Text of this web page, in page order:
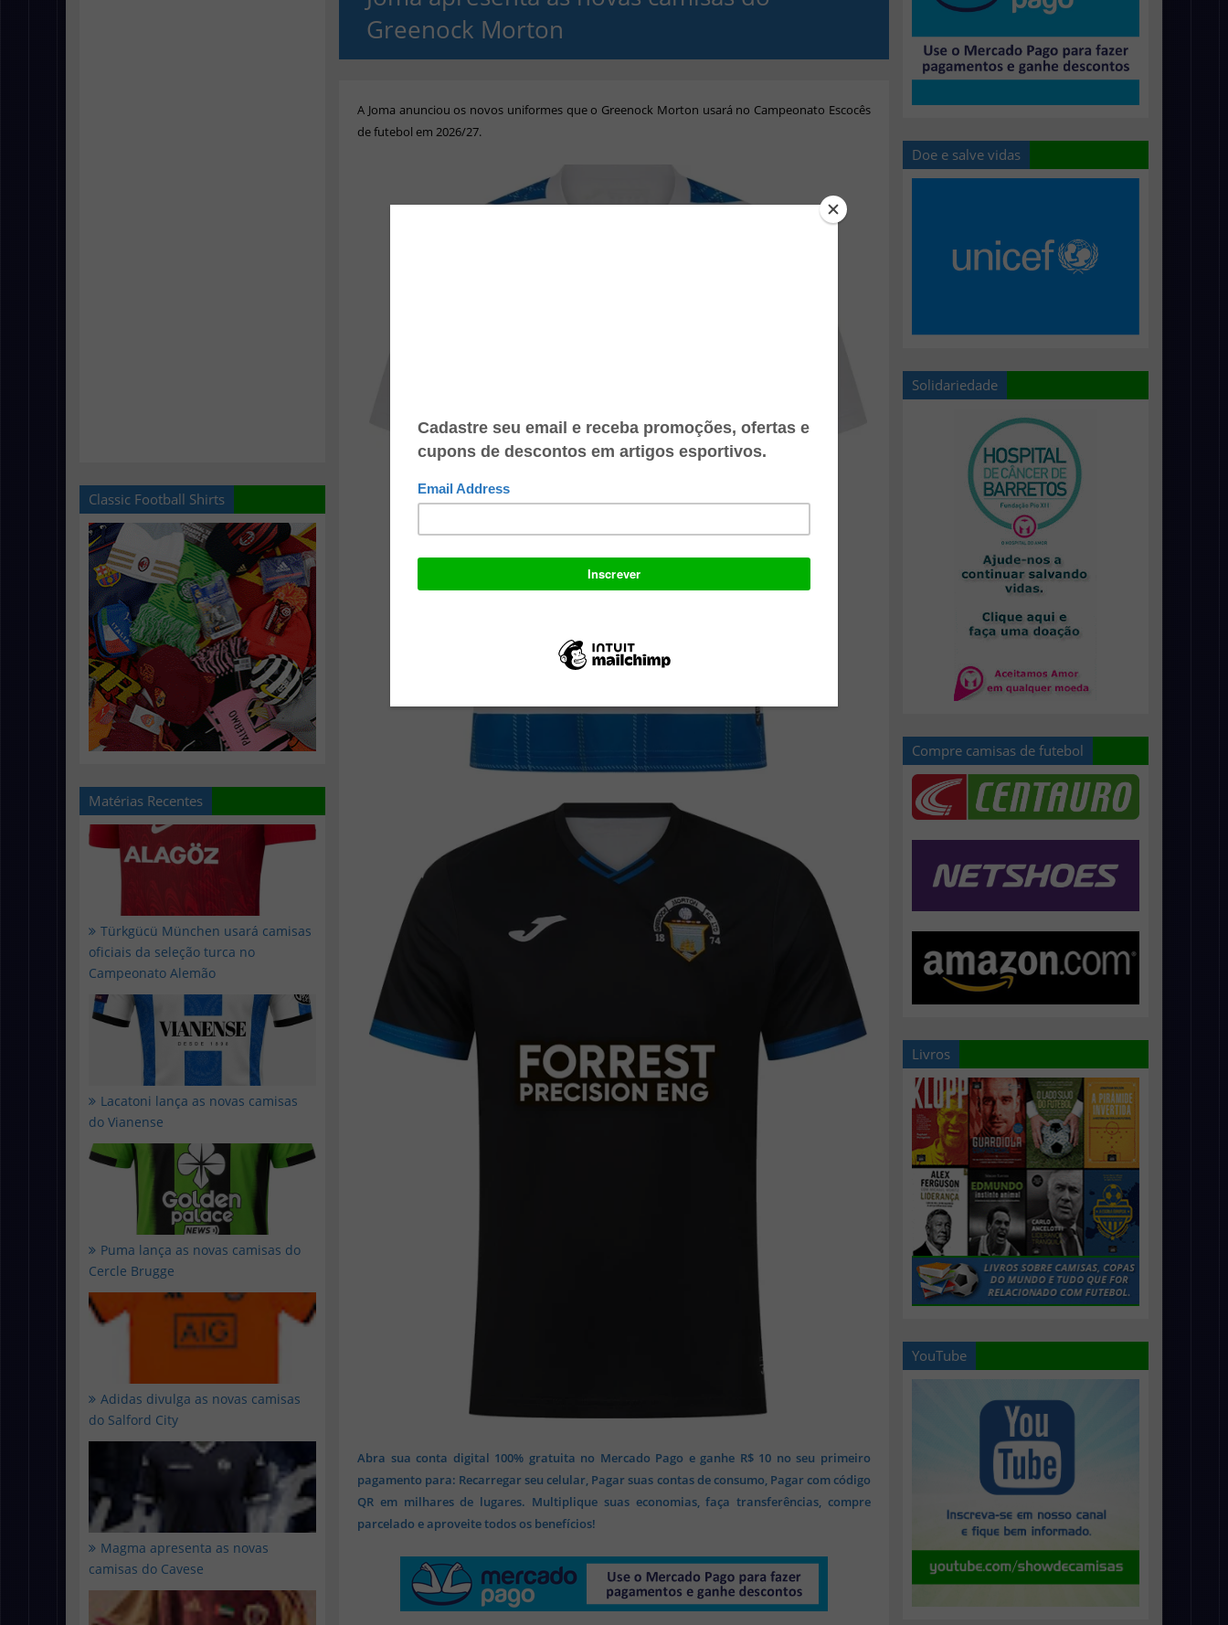
Classic Football Shirts
Matérias Recentes
Türkgücü München usará camisas
oficiais da seleção turca no
Campeonato Alemão
Lacatoni lança as novas camisas
do Vianense
Puma lança as novas camisas do
Cercle Brugge
Adidas divulga as novas camisas
do Salford City
Magma apresenta as novas
camisas do Cavese
Greenock Morton
A Joma anunciou os novos uniformes que o Greenock Morton usará no Campeonato Escocês
de futebol em 2026/27.
Abra sua conta digital 100% gratuita no Mercado Pago e ganhe R$ 10 no seu primeiro
pagamento para: Recarregar seu celular, Pagar suas contas de consumo, Pagar com código
QR em milhares de lugares. Multiplique suas economias, faça transferências, compre
parcelado e aproveite todos os benefícios!
Doe e salve vidas
Solidariedade
Compre camisas de futebol
Livros
YouTube